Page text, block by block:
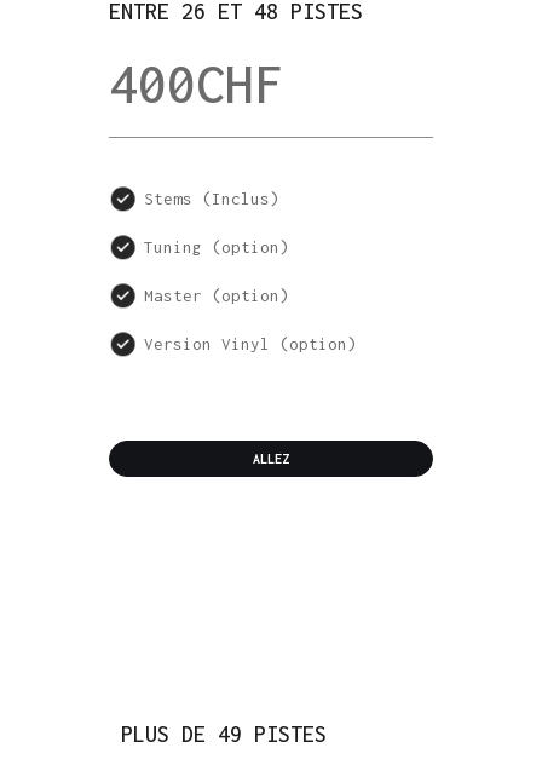
ENTRE 26 ET 48 PISTES
400CHF
Stems (Inclus)
Tuning (option)
Master (option)
Version Vinyl (option)
ALLEZ
PLUS DE 49 PISTES